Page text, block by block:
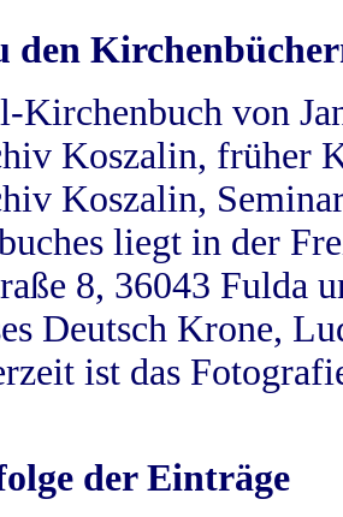
den
Kirchenbuch von
Koszalin, früher
Koszalin,
liegt in der
8, 36043 Fulda
Deutsch Krone,
ist das
der Einträge